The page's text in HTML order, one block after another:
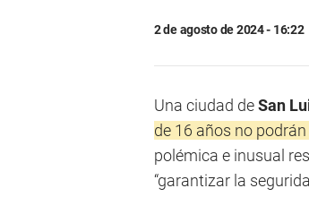
2 de agosto de 2024 - 16:22
Una ciudad deSan
de 16 años no
polémica e inusual
“garantizar la